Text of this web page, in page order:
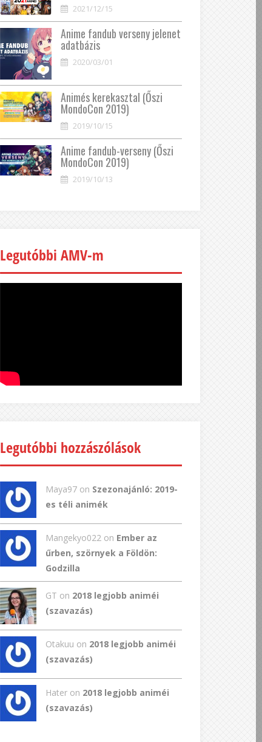
2021/12/15
Anime fandub verseny jelenet
adatbázis
2020/03/01
Animés kerekasztal (Őszi
MondoCon 2019)
2019/10/15
Anime fandub-verseny (Őszi
MondoCon 2019)
2019/10/13
Legutóbbi AMV-m
Legutóbbi hozzászólások
Maya97 on Szezonajánló: 2019-
es téli animék
Mangekyo022 on Ember az
űrben, szörnyek a Földön:
Godzilla
GT on 2018 legjobb animéi
(szavazás)
Otakuu on 2018 legjobb animéi
(szavazás)
Hater on 2018 legjobb animéi
(szavazás)